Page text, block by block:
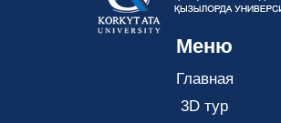
Меню
Главная
3D тур